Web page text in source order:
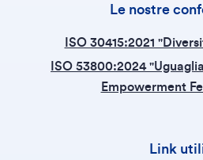
Le nostre
ISO 30415:2021
ISO 53800:2024
Empowerment
Link